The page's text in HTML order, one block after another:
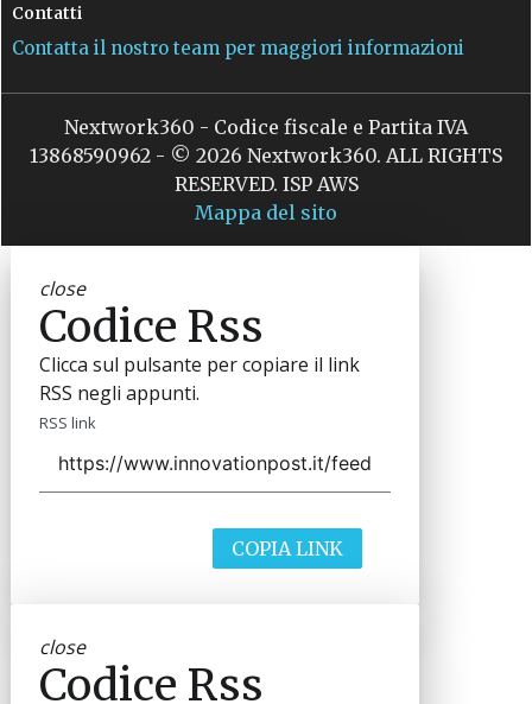
Contatti
Contatta il nostro team per maggiori informazioni
Nextwork360 - Codice fiscale e Partita IVA
13868590962 - © 2026 Nextwork360. ALL RIGHTS
RESERVED. ISP AWS
Mappa del sito
close
Codice Rss
Clicca sul pulsante per copiare il link
RSS negli appunti.
RSS link
COPIA LINK
close
Codice Rss